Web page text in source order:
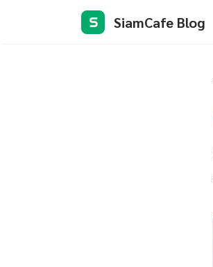
S SiamCafe Blog